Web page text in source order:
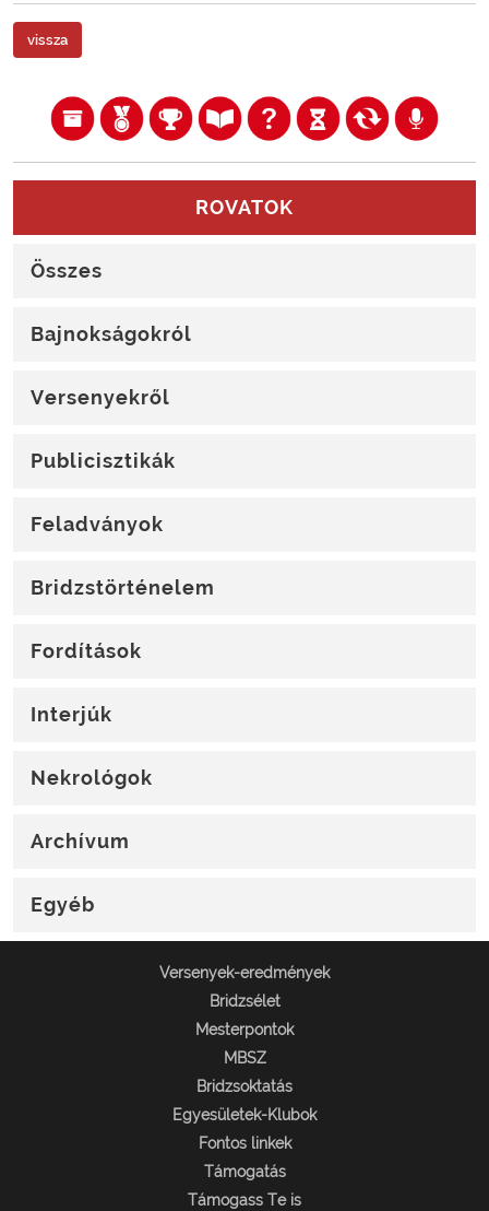
vissza
ROVATOK
Összes
Bajnokságokról
Versenyekről
Publicisztikák
Feladványok
Bridzstörténelem
Fordítások
Interjúk
Nekrológok
Archívum
Egyéb
Versenyek-eredmények
Bridzsélet
Mesterpontok
MBSZ
Bridzsoktatás
Egyesületek-Klubok
Fontos linkek
Támogatás
Támogass Te is